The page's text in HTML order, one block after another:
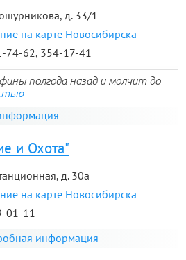
д. 33/1
на карте Новосибирска
74-62, 354-17-41
полгода назад и молчит до
и Охота"
д. 30а
на карте Новосибирска
01-11
информация